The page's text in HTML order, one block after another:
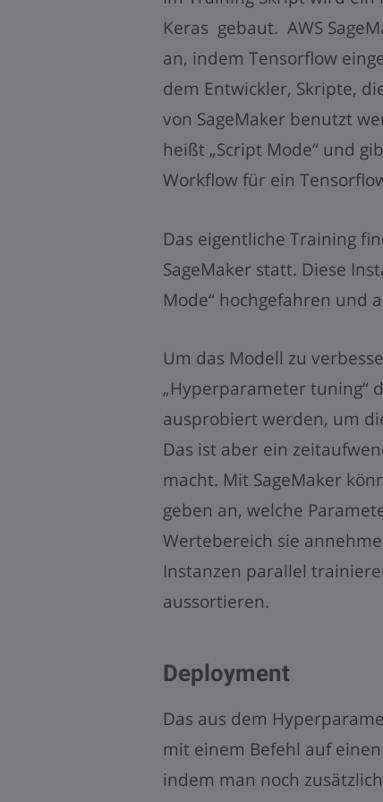
Keras gebaut. AWS
an, indem Tensorflow
dem Entwickler, Skripte,
von SageMaker benutzt
heißt „Script Mode“ und
Workflow für ein
Das eigentliche Training
SageMaker statt. Diese
Mode“ hochgefahren und
Um das Modell zu
„Hyperparameter tuning“
ausprobiert werden, um
Das ist aber ein
macht. Mit SageMaker
geben an, welche
Wertebereich sie
Instanzen parallel
aussortieren.
Deployment
Das aus dem
mit einem Befehl auf
indem man noch